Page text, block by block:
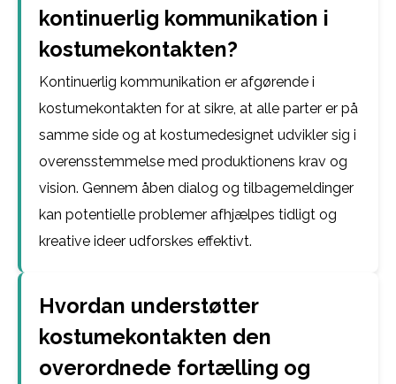
kontinuerlig kommunikation i
kostumekontakten?
Kontinuerlig kommunikation er afgørende i
kostumekontakten for at sikre, at alle parter er på
samme side og at kostumedesignet udvikler sig i
overensstemmelse med produktionens krav og
vision. Gennem åben dialog og tilbagemeldinger
kan potentielle problemer afhjælpes tidligt og
kreative ideer udforskes effektivt.
Hvordan understøtter
kostumekontakten den
overordnede fortælling og